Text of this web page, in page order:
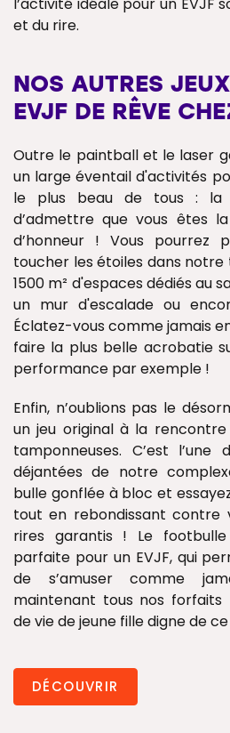
et du rire.
NOS AUTRES
EVJF DE RÊVE
Outre le paintball et le laser
un large éventail d'activités
le plus beau de tous : la
d’admettre que vous êtes
d’honneur ! Vous pourrez
toucher les étoiles dans
1500 m² d'espaces dédiés au
un mur d'escalade ou
Éclatez-vous comme jamais
faire la plus belle acrobatie
performance par exemple !
Enfin, n’oublions pas le
un jeu original à la
tamponneuses. C’est
déjantées de notre
bulle gonflée à bloc et
tout en rebondissant contre
rires garantis ! Le
parfaite pour un EVJF, qui
de s’amuser comme
maintenant tous nos
de vie de jeune fille digne de
DÉCOUVRIR